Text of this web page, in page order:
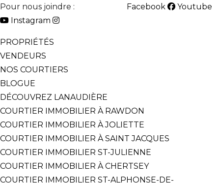
Pour nous joindre : Facebook
Youtube
Instagram
PROPRIÉTÉS
VENDEURS
NOS COURTIERS
BLOGUE
DÉCOUVREZ LANAUDIÈRE
COURTIER IMMOBILIER À RAWDON
COURTIER IMMOBILIER À JOLIETTE
COURTIER IMMOBILIER À SAINT JACQUES
COURTIER IMMOBILIER ST-JULIENNE
COURTIER IMMOBILIER À CHERTSEY
COURTIER IMMOBILIER ST-ALPHONSE-DE-